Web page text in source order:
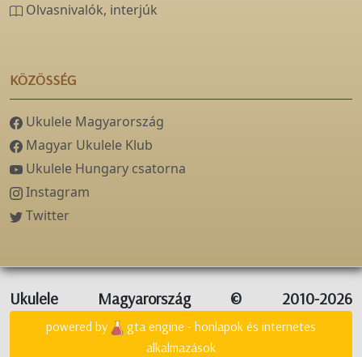
Olvasnivalók, interjúk
KÖZÖSSÉG
Ukulele Magyarország
Magyar Ukulele Klub
Ukulele Hungary csatorna
Instagram
Twitter
Ukulele Magyarország © 2010-2026
powered by
gta engine - honlapok és internetes
alkalmazások